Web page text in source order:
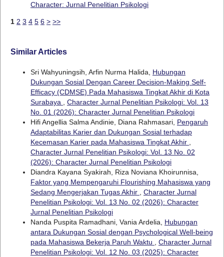
Character: Jurnal Penelitian Psikologi
1 2 3 4 5 6 > >>
Similar Articles
Sri Wahyuningsih, Arfin Nurma Halida, Hubungan
Dukungan Sosial Dengan Career Decision-Making Self-
Efficacy (CDMSE) Pada Mahasiswa Tingkat Akhir di Kota
Surabaya , Character Jurnal Penelitian Psikologi: Vol. 13
No. 01 (2026): Character Jurnal Penelitian Psikologi
Hifi Angellia Salma Andinie, Diana Rahmasari, Pengaruh
Adaptabilitas Karier dan Dukungan Sosial terhadap
Kecemasan Karier pada Mahasiswa Tingkat Akhir ,
Character Jurnal Penelitian Psikologi: Vol. 13 No. 02
(2026): Character Jurnal Penelitian Psikologi
Diandra Kayana Syakirah, Riza Noviana Khoirunnisa,
Faktor yang Mempengaruhi Flourishing Mahasiswa yang
Sedang Mengerjakan Tugas Akhir , Character Jurnal
Penelitian Psikologi: Vol. 13 No. 02 (2026): Character
Jurnal Penelitian Psikologi
Nanda Puspita Ramadhani, Vania Ardelia, Hubungan
antara Dukungan Sosial dengan Psychological Well-being
pada Mahasiswa Bekerja Paruh Waktu , Character Jurnal
Penelitian Psikologi: Vol. 12 No. 03 (2025): Character